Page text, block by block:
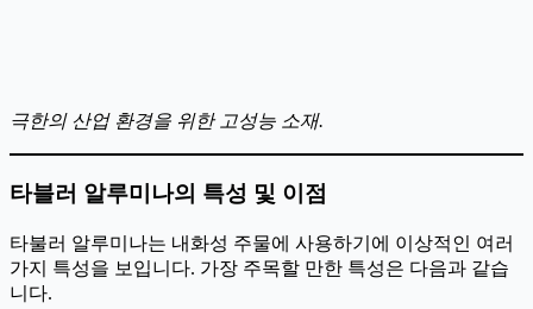
극한의 산업 환경을 위한 고성능 소재.
타블러 알루미나의 특성 및 이점
타불러 알루미나는 내화성 주물에 사용하기에 이상적인 여러
가지 특성을 보입니다. 가장 주목할 만한 특성은 다음과 같습
니다.